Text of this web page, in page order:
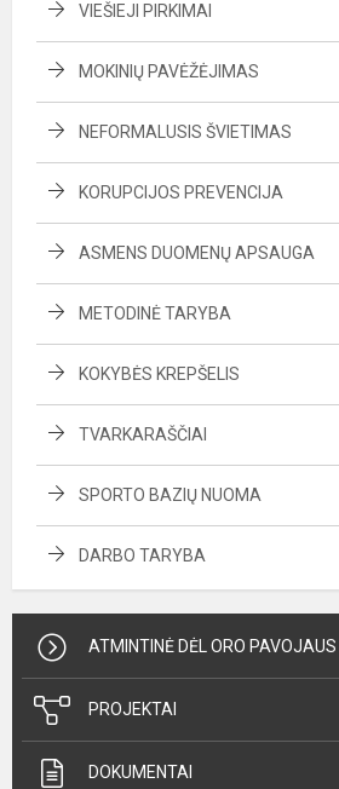
VIEŠIEJI PIRKIMAI
MOKINIŲ PAVĖŽĖJIMAS
NEFORMALUSIS ŠVIETIMAS
KORUPCIJOS PREVENCIJA
ASMENS DUOMENŲ APSAUGA
METODINĖ TARYBA
KOKYBĖS KREPŠELIS
TVARKARAŠČIAI
SPORTO BAZIŲ NUOMA
DARBO TARYBA
ATMINTINĖ DĖL ORO PAVOJAUS
PROJEKTAI
DOKUMENTAI